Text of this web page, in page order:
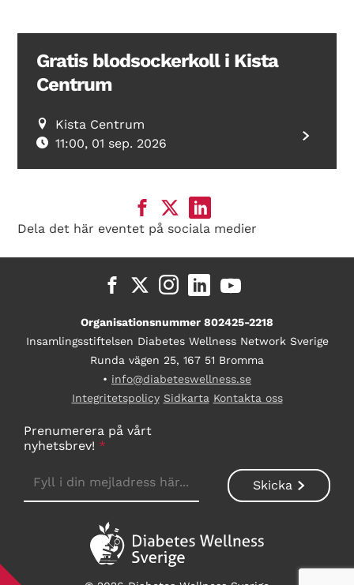
Gratis blodsockerkoll i Kista
Centrum
Kista Centrum
11:00, 01 sep. 2026
Dela det här eventet på sociala medier
Organisationsnummer 802425-2218
Insamlingsstiftelsen Diabetes Wellness Network Sverige
Runda vägen 25, 167 51 Bromma
• info@diabeteswellness.se
Integritetspolicy Sidkarta Kontakta oss
Prenumerera på vårt
nyhetsbrev! *